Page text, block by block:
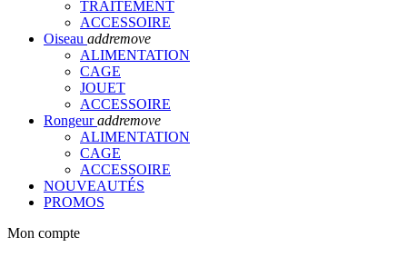
TRAITEMENT
ACCESSOIRE
Oiseau addremove
ALIMENTATION
CAGE
JOUET
ACCESSOIRE
Rongeur addremove
ALIMENTATION
CAGE
ACCESSOIRE
NOUVEAUTÉS
PROMOS
Mon compte